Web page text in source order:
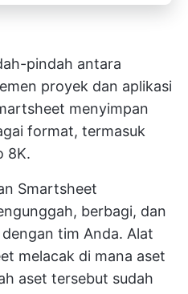
pindah antara
proyek dan aplikasi
menyimpan
format, termasuk
8K.
Smartsheet
berbagi, dan
tim Anda. Alat
melacak di mana aset
aset tersebut sudah